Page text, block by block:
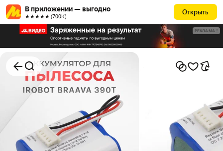
В приложении — выгодно
★★★★★ (700К)
Открыть
РЕКЛАМА